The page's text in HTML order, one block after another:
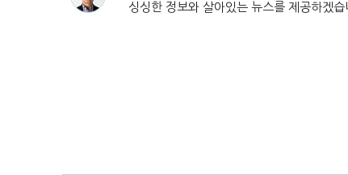
싱싱한 정보와 살아있는 뉴스를 제공하겠습